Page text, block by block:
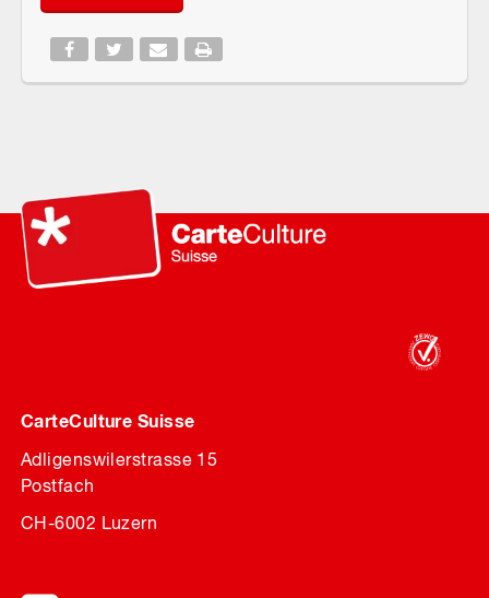
CarteCulture Suisse
Adligenswilerstrasse 15
Postfach
CH-6002 Luzern